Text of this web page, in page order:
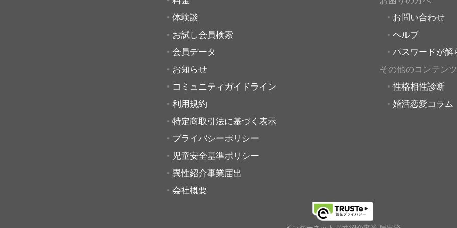
体験談
お試し会員検索
会員データ
お知らせ
コミュニティガイドライン
利用規約
特定商取引法に基づく表示
プライバシーポリシー
児童安全基準ポリシー
異性紹介事業届出
会社概要
お問い合わせ
ヘルプ
パスワードが解
その他のコンテンツ
性格相性診断
婚活恋愛コラム